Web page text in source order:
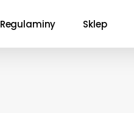
Regulaminy Sklep